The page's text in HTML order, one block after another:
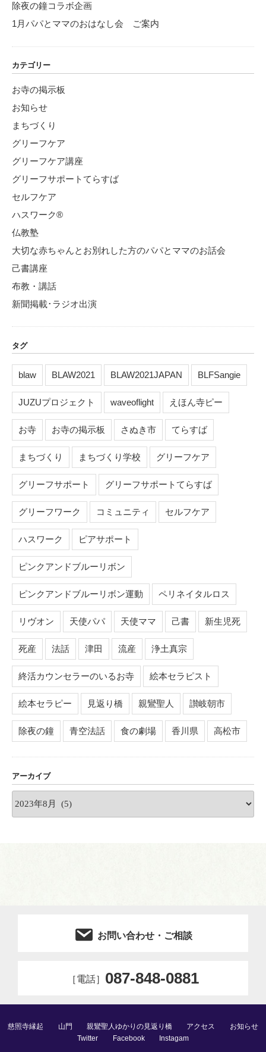
除夜の鐘コラボ企画
1月パパとママのおはなし会 ご案内
カテゴリー
お寺の掲示板
お知らせ
まちづくり
グリーフケア
グリーフケア講座
グリーフサポートてらすば
セルフケア
ハスワーク®
仏教塾
大切な赤ちゃんとお別れした方のパパとママのお話会
己書講座
布教・講話
新聞掲載･ラジオ出演
タグ
blaw BLAW2021 BLAW2021JAPAN BLFSangie
JUZUプロジェクト waveoflight えほん寺ピー
お寺 お寺の掲示板 さぬき市 てらすば
まちづくり まちづくり学校 グリーフケア
グリーフサポート グリーフサポートてらすば
グリーフワーク コミュニティ セルフケア
ハスワーク ピアサポート
ピンクアンドブルーリボン
ピンクアンドブルーリボン運動 ペリネイタルロス
リヴオン 天使パパ 天使ママ 己書 新生児死
死産 法話 津田 流産 浄土真宗
終活カウンセラーのいるお寺 絵本セラピスト
絵本セラピー 見返り橋 親鸞聖人 讃岐朝市
除夜の鐘 青空法話 食の劇場 香川県 高松市
アーカイブ
お問い合わせ・ご相談
［電話］ 087-848-0881
慈照寺縁起 山門 親鸞聖人ゆかりの見返り橋 アクセス
お知らせ
Twitter
Facebook Instagam